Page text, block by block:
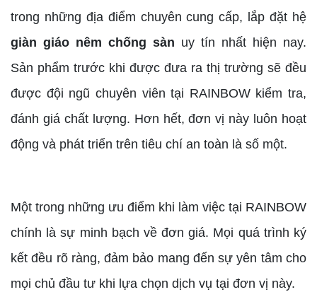
trong những địa điểm chuyên cung cấp, lắp đặt hệ
giàn giáo nêm chống sàn uy tín nhất hiện nay.
Sản phẩm trước khi được đưa ra thị trường sẽ đều
được đội ngũ chuyên viên tại RAINBOW kiểm tra,
đánh giá chất lượng. Hơn hết, đơn vị này luôn hoạt
động và phát triển trên tiêu chí an toàn là số một.
Một trong những ưu điểm khi làm việc tại RAINBOW
chính là sự minh bạch về đơn giá. Mọi quá trình ký
kết đều rõ ràng, đảm bảo mang đến sự yên tâm cho
mọi chủ đầu tư khi lựa chọn dịch vụ tại đơn vị này.